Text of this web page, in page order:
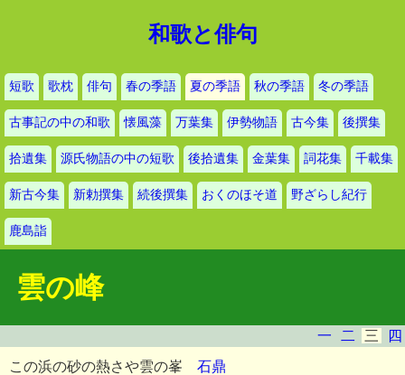
和歌と俳句
短歌 歌枕 俳句 春の季語 夏の季語 秋の季語 冬の季語
古事記の中の和歌 懐風藻 万葉集 伊勢物語 古今集 後撰集
拾遺集 源氏物語の中の短歌 後拾遺集 金葉集 詞花集 千載集
新古今集 新勅撰集 続後撰集 おくのほそ道 野ざらし紀行
鹿島詣
雲の峰
一 二 三
四
この浜の砂の熱さや雲の峯 石鼎